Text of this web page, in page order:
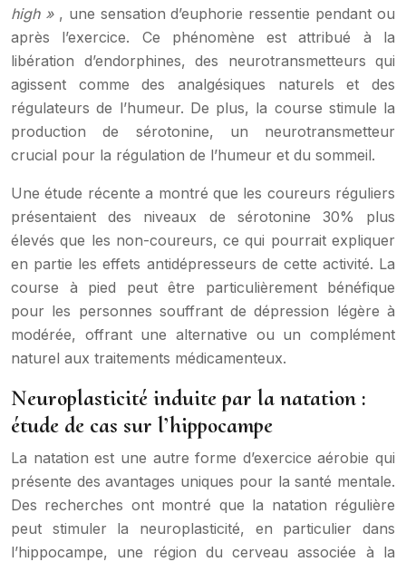
high » , une sensation d’euphorie ressentie pendant ou
après l’exercice. Ce phénomène est attribué à la
libération d’endorphines, des neurotransmetteurs qui
agissent comme des analgésiques naturels et des
régulateurs de l’humeur. De plus, la course stimule la
production de sérotonine, un neurotransmetteur
crucial pour la régulation de l’humeur et du sommeil.
Une étude récente a montré que les coureurs réguliers
présentaient des niveaux de sérotonine 30% plus
élevés que les non-coureurs, ce qui pourrait expliquer
en partie les effets antidépresseurs de cette activité. La
course à pied peut être particulièrement bénéfique
pour les personnes souffrant de dépression légère à
modérée, offrant une alternative ou un complément
naturel aux traitements médicamenteux.
Neuroplasticité induite par la natation :
étude de cas sur l’hippocampe
La natation est une autre forme d’exercice aérobie qui
présente des avantages uniques pour la santé mentale.
Des recherches ont montré que la natation régulière
peut stimuler la neuroplasticité, en particulier dans
l’hippocampe, une région du cerveau associée à la